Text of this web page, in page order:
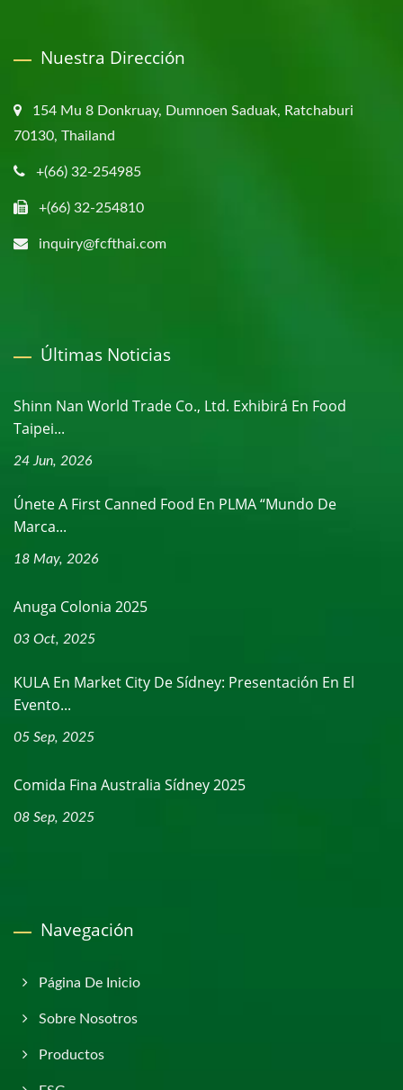
Nuestra Dirección
154 Mu 8 Donkruay, Dumnoen Saduak, Ratchaburi
70130, Thailand
+(66) 32-254985
+(66) 32-254810
inquiry@fcfthai.com
Últimas Noticias
Shinn Nan World Trade Co., Ltd. Exhibirá En Food
Taipei...
24 Jun, 2026
Únete A First Canned Food En PLMA “Mundo De
Marca...
18 May, 2026
Anuga Colonia 2025
03 Oct, 2025
KULA En Market City De Sídney: Presentación En El
Evento...
05 Sep, 2025
Comida Fina Australia Sídney 2025
08 Sep, 2025
Navegación
Página De Inicio
Sobre Nosotros
Productos